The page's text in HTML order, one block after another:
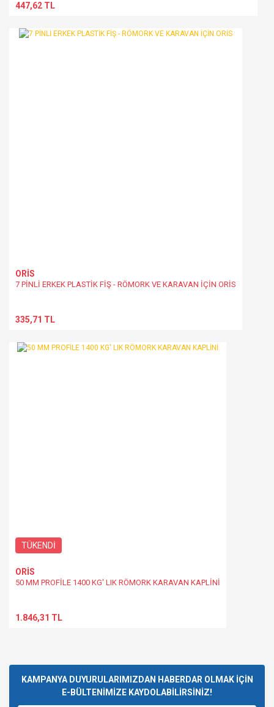
447,62 TL
ORİS
7 PİNLİ ERKEK PLASTİK FİŞ - RÖMORK VE KARAVAN İÇİN ORİS
335,71 TL
TÜKENDİ
ORİS
50 MM PROFİLE 1400 KG' LIK RÖMORK KARAVAN KAPLİNİ
1.846,31 TL
KAMPANYA DUYURULARIMIZDAN HABERDAR OLMAK İÇİN
E-BÜLTENİMİZE KAYDOLABİLİRSİNİZ!